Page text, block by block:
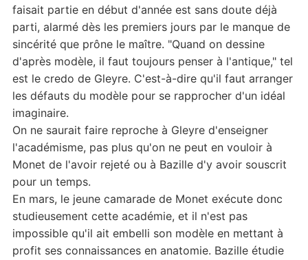
faisait partie en début d'année est sans doute déjà
parti, alarmé dès les premiers jours par le manque de
sincérité que prône le maître. "Quand on dessine
d'après modèle, il faut toujours penser à l'antique," tel
est le credo de Gleyre. C'est-à-dire qu'il faut arranger
les défauts du modèle pour se rapprocher d'un idéal
imaginaire.
On ne saurait faire reproche à Gleyre d'enseigner
l'académisme, pas plus qu'on ne peut en vouloir à
Monet de l'avoir rejeté ou à Bazille d'y avoir souscrit
pour un temps.
En mars, le jeune camarade de Monet exécute donc
studieusement cette académie, et il n'est pas
impossible qu'il ait embelli son modèle en mettant à
profit ses connaissances en anatomie. Bazille étudie